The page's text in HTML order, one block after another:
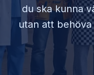
du ska kunna
utan att